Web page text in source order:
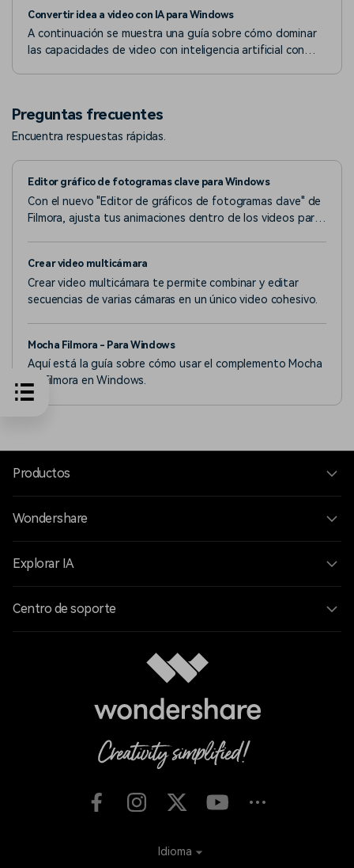
Convertir idea a video con IA para Windows
A continuación se muestra una guía sobre cómo dominar
las capacidades de video con inteligencia artificial con
Preguntas frecuentes
Encuentra respuestas rápidas.
Editor gráfico de fotogramas clave para Windows
Con el nuevo "Editor de gráficos de fotogramas clave" de
Filmora, ajusta tus animaciones dentro de los videos para
Crear video multicámara
Crear video multicámara te permite combinar y editar
secuencias de varias cámaras en un único video cohesivo.
Mocha Filmora - Para Windows
Aquí está la guía sobre cómo usar el complemento Mocha
en Filmora en Windows.
Productos
Wondershare
Explorar IA
Centro de soporte
Idioma